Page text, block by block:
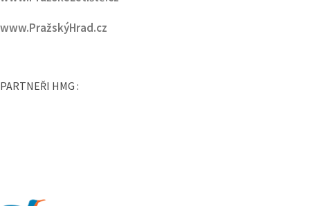
PARTNEŘI HMG :